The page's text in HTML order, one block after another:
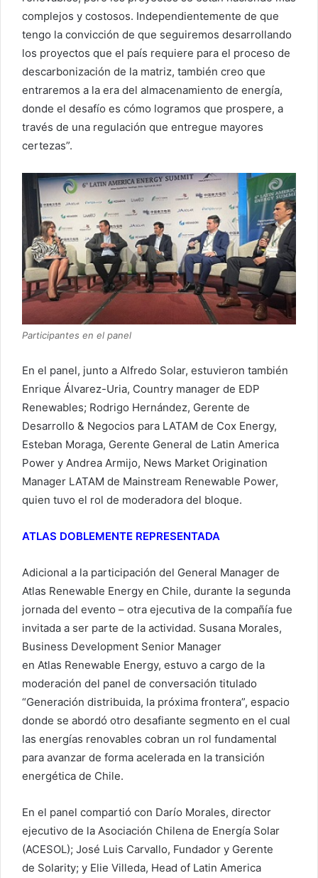
complejos y costosos. Independientemente de que
tengo la convicción de que seguiremos desarrollando
los proyectos que el país requiere para el proceso de
descarbonización de la matriz, también creo que
entraremos a la era del almacenamiento de energía,
donde el desafío es cómo logramos que prospere, a
través de una regulación que entregue mayores
certezas”.
Participantes en el panel
En el panel, junto a Alfredo Solar, estuvieron también
Enrique Álvarez-Uria, Country manager de EDP
Renewables; Rodrigo Hernández, Gerente de
Desarrollo & Negocios para LATAM de Cox Energy,
Esteban Moraga, Gerente General de Latin America
Power y Andrea Armijo, News Market Origination
Manager LATAM de Mainstream Renewable Power,
quien tuvo el rol de moderadora del bloque.
ATLAS DOBLEMENTE REPRESENTADA
Adicional a la participación del General Manager de
Atlas Renewable Energy en Chile, durante la segunda
jornada del evento – otra ejecutiva de la compañía fue
invitada a ser parte de la actividad. Susana Morales,
Business Development Senior Manager
en Atlas Renewable Energy, estuvo a cargo de la
moderación del panel de conversación titulado
“Generación distribuida, la próxima frontera”, espacio
donde se abordó otro desafiante segmento en el cual
las energías renovables cobran un rol fundamental
para avanzar de forma acelerada en la transición
energética de Chile.
En el panel compartió con Darío Morales, director
ejecutivo de la Asociación Chilena de Energía Solar
(ACESOL); José Luis Carvallo, Fundador y Gerente
de Solarity; y Elie Villeda, Head of Latin America